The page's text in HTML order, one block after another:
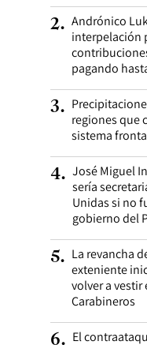
2. Andrónico
interpelación
pagando
3.
regiones que
sistema
4. José Miguel
sería
Unidas si no
gobierno del
5. La revancha
exteniente
volver a
Carabineros
6. El